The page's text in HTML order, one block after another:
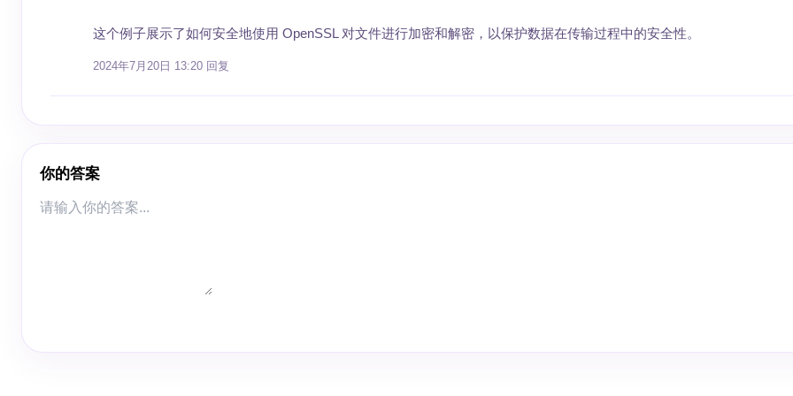
这个例子展示了如何安全地使用 OpenSSL 对文件进行加密和解密，以保护数据在传输过程中的安全性。
2024年7月20日 13:20 回复
你的答案